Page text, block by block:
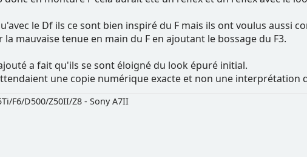
le Df ils ce sont bien inspiré du F mais ils ont voulus
mauvaise tenue en main du F en ajoutant le bossage du F3.
a fait qu'ils se sont éloigné du look épuré initial.
une copie numérique exacte et non une interprétation
F6/D500/Z50II/Z8 - Sony A7II